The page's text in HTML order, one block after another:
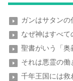
ガンはサタンの
なぜ神はすべて
聖書がいう「奥
それは悪霊の働
千年王国には救